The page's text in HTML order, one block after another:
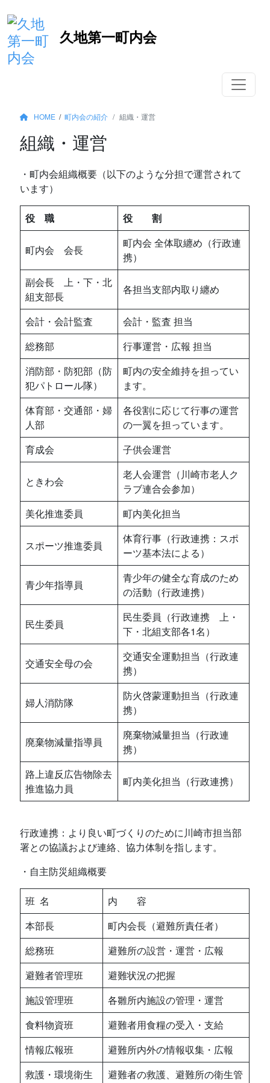
コ
ン
テ
ン
久地第一町内会
HOME /町内会の紹介 組織・運営
組織・運営
・町内会組織概要（以下のような分担で運営されて
います）
役 職 役 割
町内会 会長
町内会 全体取纏め（行政連
携）
副会長 上・下・北
組支部長
各担当支部内取り纏め
会計・会計監査
会計・監査 担当
総務部
行事運営・広報 担当
消防部・防犯部（防
犯パトロール隊）
町内の安全維持を担ってい
ます。
体育部・交通部・婦
人部
各役割に応じて行事の運営
の一翼を担っています。
育成会
子供会運営
ときわ会
老人会運営（川崎市老人ク
ラブ連合会参加）
美化推進委員
町内美化担当
スポーツ推進委員
体育行事（行政連携：スポ
ーツ基本法による）
青少年指導員
青少年の健全な育成のため
の活動（行政連携）
民生委員
民生委員（行政連携 上・
下・北組支部各1名）
交通安全母の会
交通安全運動担当（行政連
携）
婦人消防隊
防火啓蒙運動担当（行政連
携）
廃棄物減量指導員
廃棄物減量担当（行政連
携）
路上違反広告物除去
推進協力員
町内美化担当（行政連携）
行政連携：より良い町づくりのために川崎市担当部
署との協議および連絡、協力体制を指します。
・自主防災組織概要
班 名
内 容
本部長
町内会長（避難所責任者）
総務班
避難所の設営・運営・広報
避難者管理班
避難状況の把握
施設管理班
各雛所内施設の管理・運営
食料物資班
避難者用食糧の受入・支給
情報広報班
避難所内外の情報収集・広報
救護・環境衛生
避難者の救護、避難所の衛生管